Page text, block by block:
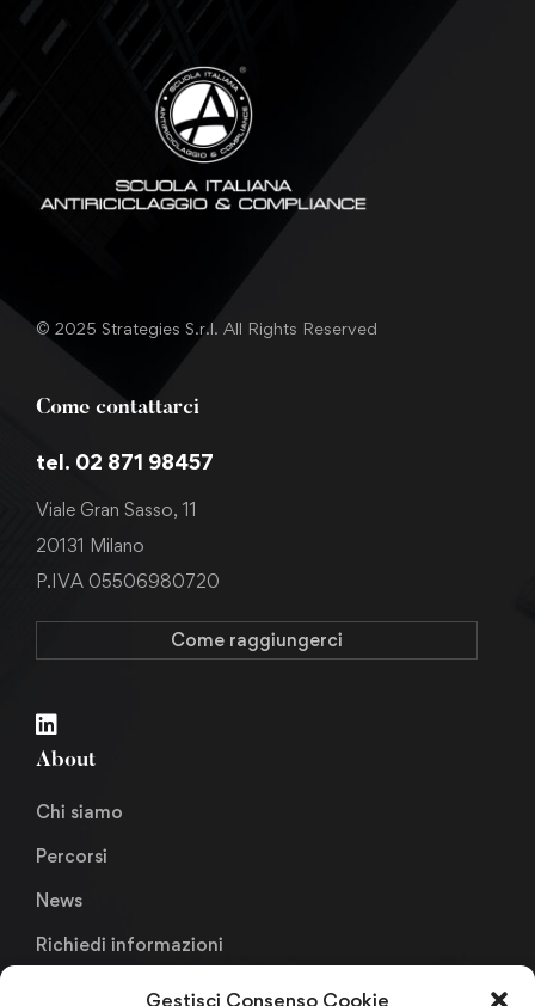
Gestisci Consenso Cookie
© 2025 Strategies S.r.l. All Rights Reserved
Come contattarci
tel. 02 871 98457
Viale Gran Sasso, 11
20131 Milano
P.IVA 05506980720
Come raggiungerci
About
Chi siamo
Percorsi
News
Richiedi informazioni